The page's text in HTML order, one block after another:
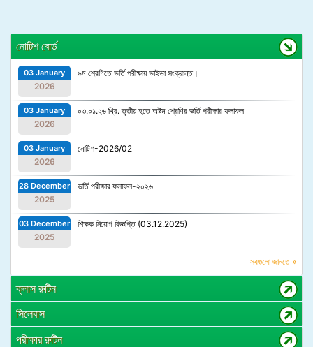
নোটিশ বোর্ড
03 January
2026
৯ম শ্রেণিতে ভর্তি পরীক্ষায় ভাইভা সংক্রান্ত।
03 January
2026
০৩.০১.২৬ খ্রি. তৃতীয় হতে অষ্টম শ্রেণির ভর্তি পরীক্ষার ফলাফল
03 January
2026
নোটিশ-2026/02
28 December
2025
ভর্তি পরীক্ষার ফলাফল-২০২৬
03 December
2025
শিক্ষক নিয়োগ বিজ্ঞপ্তি (03.12.2025)
সবগুলো জানতে »
ক্লাস রুটিন
সিলেবাস
পরীক্ষার রুটিন